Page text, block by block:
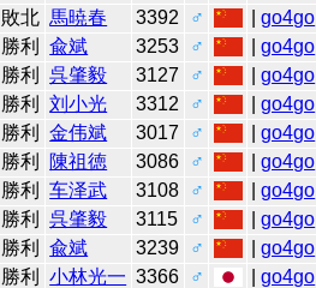
敗北 馬暁春 3392 ♂ |go4go
勝利 兪斌 3253 ♂ |go4go
勝利 呉肇毅 3127 ♂ |go4go
勝利 刘小光 3312 ♂ |go4go
勝利 金伟斌 3017 ♂ |go4go
勝利 陳祖徳 3086 ♂ |go4go
勝利 车泽武 3108 ♂ |go4go
勝利 呉肇毅 3115 ♂ |go4go
勝利 兪斌 3239 ♂ |go4go
勝利 小林光一 3366 ♂ |go4go